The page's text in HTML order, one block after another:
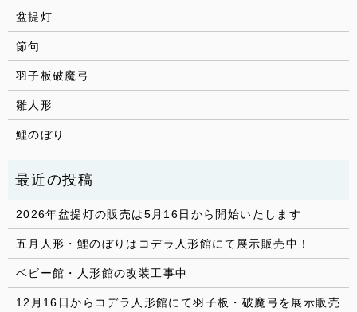
盆提灯
節句
羽子板破魔弓
雛人形
鯉のぼり
2026年盆提灯の販売は5月16日から開始いたします
五月人形・鯉のぼりはコデラ人形館にて展示販売中！
ベビー館・人形館の改装工事中
12月16日からコデラ人形館にて羽子板・破魔弓を展示販売